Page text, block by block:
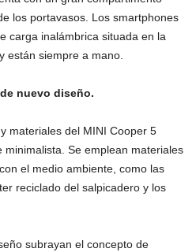
los portavasos. Los smartphones
carga inalámbrica situada en la
están siempre a mano.
nuevo diseño.
materiales del MINI Cooper 5
minimalista. Se emplean materiales
el medio ambiente, como las
reciclado del salpicadero y los
subrayan el concepto de